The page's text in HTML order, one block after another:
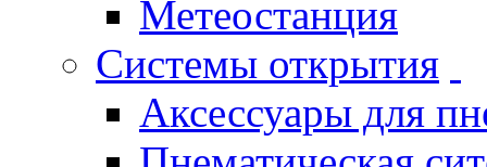
Метеостанция
Системы открытия
Аксессуары для